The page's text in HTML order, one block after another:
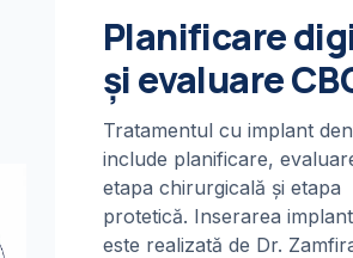
Planificare
și evaluare
Tratamentul cu implant
include planificare,
etapa chirurgicală și etapa
protetică. Inserarea
este realizată de Dr.